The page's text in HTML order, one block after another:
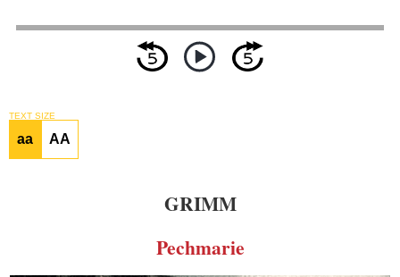
TEXT SIZE
aa AA
GRIMM
Pechmarie